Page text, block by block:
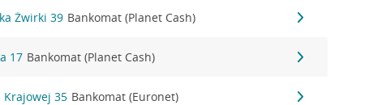
Żwirki 39 Bankomat (Planet Cash)
17 Bankomat (Planet Cash)
Krajowej 35 Bankomat (Euronet)